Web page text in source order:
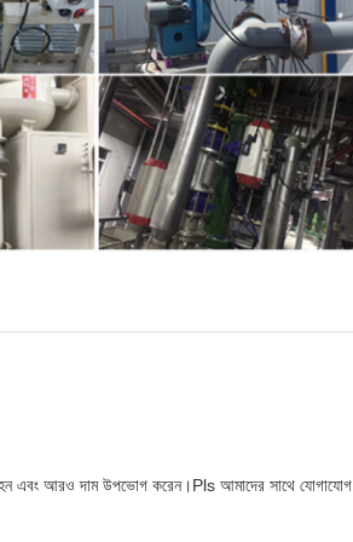
এবং আরও দাম উপভোগ করেন।Pls আমাদের সাথে